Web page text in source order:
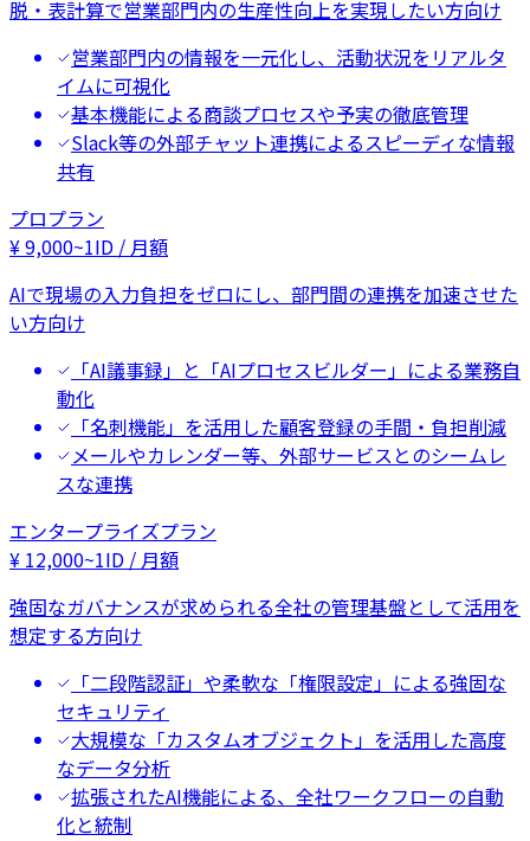
脱・表計算で営業部門内の生産性向上を実現したい方向け
営業部門内の情報を一元化し、活動状況をリアルタ
イムに可視化
基本機能による商談プロセスや予実の徹底管理
Slack等の外部チャット連携によるスピーディな情報
共有
プロプラン
¥9,000~1ID / 月額
AIで現場の入力負担をゼロにし、部門間の連携を加速させた
い方向け
「AI議事録」と「AIプロセスビルダー」による業務自
動化
「名刺機能」を活用した顧客登録の手間・負担削減
メールやカレンダー等、外部サービスとのシームレ
スな連携
エンタープライズプラン
¥ 12,000~1ID / 月額
強固なガバナンスが求められる全社の管理基盤として活用を
想定する方向け
「二段階認証」や柔軟な「権限設定」による強固な
セキュリティ
大規模な「カスタムオブジェクト」を活用した高度
なデータ分析
拡張されたAI機能による、全社ワークフローの自動
化と統制